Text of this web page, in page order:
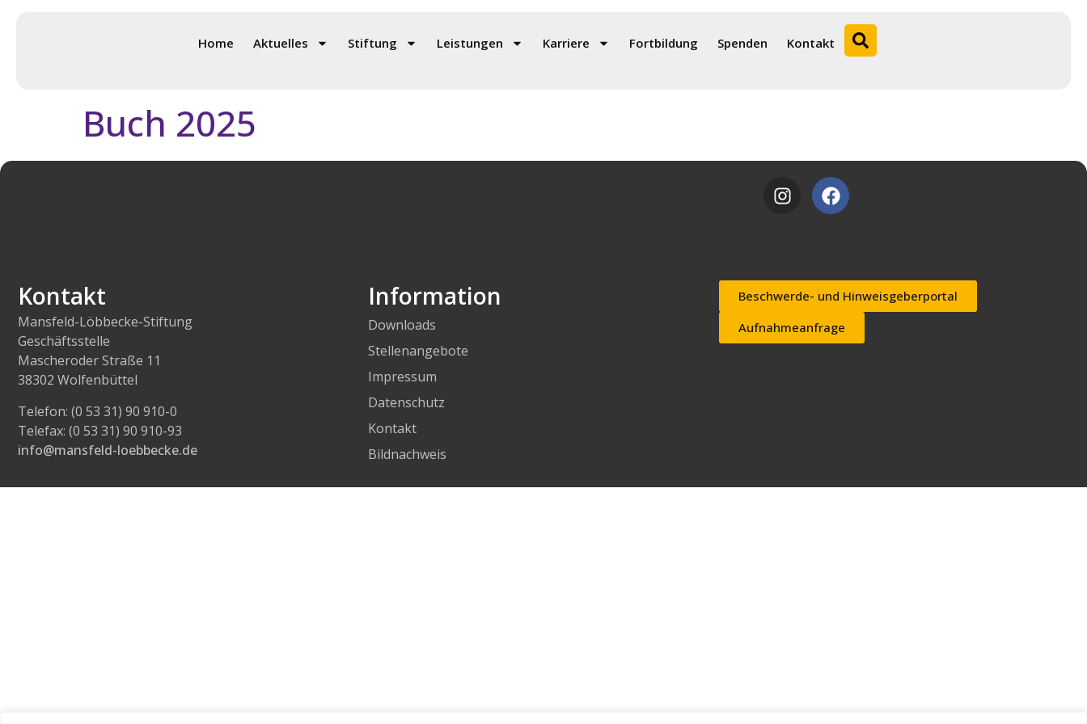
Home Aktuelles Stiftung Leistungen Karriere Fortbildung Spenden Kontakt
Archiv:Real3D Flipbook
Buch 2025
Kontakt
Mansfeld-Löbbecke-Stiftung
Geschäftsstelle
Mascheroder Straße 11
38302 Wolfenbüttel
Telefon: (0 53 31) 90 910-0
Telefax: (0 53 31) 90 910-93
info@mansfeld-loebbecke.de
Information
Downloads
Stellenangebote
Impressum
Datenschutz
Kontakt
Bildnachweis
Beschwerde- und Hinweisgeberportal
Aufnahmeanfrage